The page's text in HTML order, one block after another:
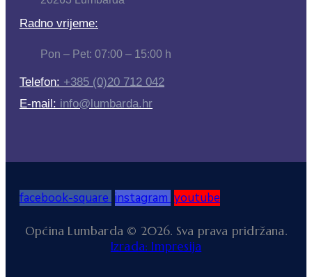
Radno vrijeme:
Pon – Pet: 07:00 – 15:00 h
Telefon: +385 (0)20 712 042
E-mail: info@lumbarda.hr
facebook-square instagram youtube
Općina Lumbarda © 2026. Sva prava pridržana.
Izrada: Impresija